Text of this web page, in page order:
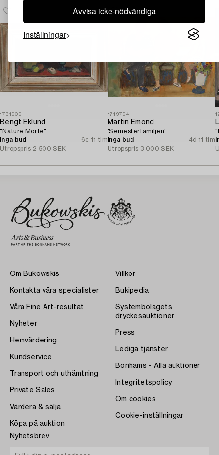
Avvisa icke-nödvändiga
Inställningar
1731909
Bengt Eklund
"Nature Morte".
Inga bud
6d 11 tim
Utropspris 2 500 SEK
1719794
Martin Emond
'Semesterfamiljen'.
Inga bud
4d 11 tim
Utropspris 3 000 SEK
Om Bukowskis
Kontakta våra specialister
Våra Fine Art-resultat
Nyheter
Hemvärdering
Kundservice
Transport och uthämtning
Private Sales
Värdera & sälja
Köpa på auktion
Villkor
Bukipedia
Systembolagets
dryckesauktioner
Press
Lediga tjänster
Bonhams - Alla auktioner
Integritetspolicy
Om cookies
Cookie-inställningar
Nyhetsbrev